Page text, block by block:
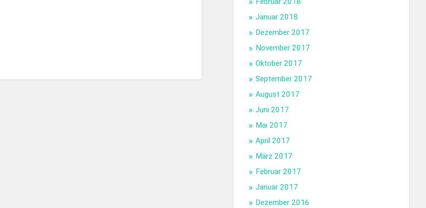
Januar 2018
Dezember 2017
November 2017
Oktober 2017
September 2017
August 2017
Juni 2017
Mai 2017
April 2017
März 2017
Februar 2017
Januar 2017
Dezember 2016